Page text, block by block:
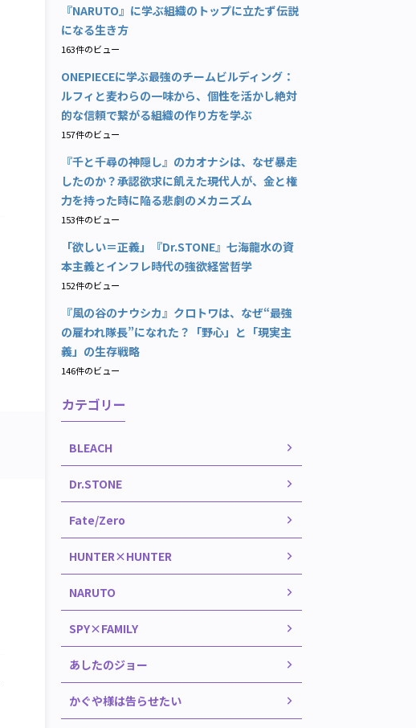
『NARUTO』に学ぶ組織のトップに立たず伝説
になる生き方
163件のビュー
ONEPIECEに学ぶ最強のチームビルディング：
ルフィと麦わらの一味から、個性を活かし絶対
的な信頼で繋がる組織の作り方を学ぶ
157件のビュー
『千と千尋の神隠し』のカオナシは、なぜ暴走
したのか？承認欲求に飢えた現代人が、金と権
力を持った時に陥る悲劇のメカニズム
153件のビュー
「欲しい＝正義」『Dr.STONE』七海龍水の資
本主義とインフレ時代の強欲経営哲学
152件のビュー
『風の谷のナウシカ』クロトワは、なぜ“最強
の雇われ隊長”になれた？「野心」と「現実主
義」の生存戦略
146件のビュー
カテゴリー
BLEACH
Dr.STONE
Fate/Zero
HUNTER×HUNTER
NARUTO
SPY×FAMILY
あしたのジョー
かぐや様は告らせたい